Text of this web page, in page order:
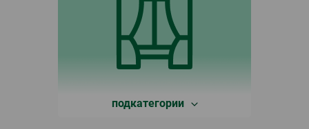
подкатегории